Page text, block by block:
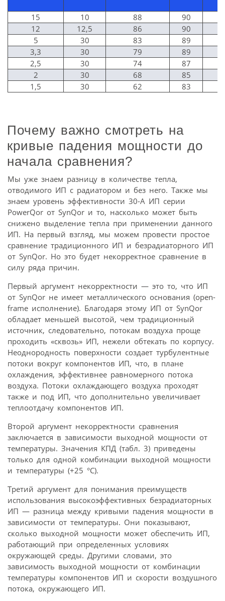
15 10 88
90
12
12,5 86
90
5
30 83
89
3,3
30 79
89
2,5
30 74
87
2
30 68
85
1,5
30 62 83
Почему важно смотреть на
кривые падения мощности до
начала сравнения?
Мы уже знаем разницу в количестве тепла,
отводимого ИП с радиатором и без него. Также мы
знаем уровень эффективности 30-А ИП серии
PowerQor от SynQor и то, насколько может быть
снижено выделение тепла при применении данного
ИП. На первый взгляд, мы можем провести простое
сравнение традиционного ИП и безрадиаторного ИП
от SynQor. Но это будет некорректное сравнение в
силу ряда причин.
Первый аргумент некорректности — это то, что ИП
от SynQor не имеет металлического основания (open-
frame исполнение). Благодаря этому ИП от SynQor
обладает меньшей высотой, чем традиционный
источник, следовательно, потокам воздуха проще
проходить «сквозь» ИП, нежели обтекать по корпусу.
Неоднородность поверхности создает турбулентные
потоки вокруг компонентов ИП, что, в плане
охлаждения, эффективнее равномерного потока
воздуха. Потоки охлаждающего воздуха проходят
также и под ИП, что дополнительно увеличивает
теплоотдачу компонентов ИП.
Второй аргумент некорректности сравнения
заключается в зависимости выходной мощности от
температуры. Значения КПД (табл. 3) приведены
только для одной комбинации выходной мощности
и температуры (+25 °С).
Третий аргумент для понимания преимуществ
использования высокоэффективных безрадиаторных
ИП — разница между кривыми падения мощности в
зависимости от температуры. Они показывают,
сколько выходной мощности может обеспечить ИП,
работающий при определенных условиях
окружающей среды. Другими словами, это
зависимость выходной мощности от комбинации
температуры компонентов ИП и скорости воздушного
потока, окружающего ИП.